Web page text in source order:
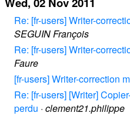
Re: [fr-users] Writer-
SEGUIN François
Re: [fr-users] Writer-
Faure
[fr-users] Writer-correction
Re: [fr-users] [Writer]
perdu · clement21.philippe